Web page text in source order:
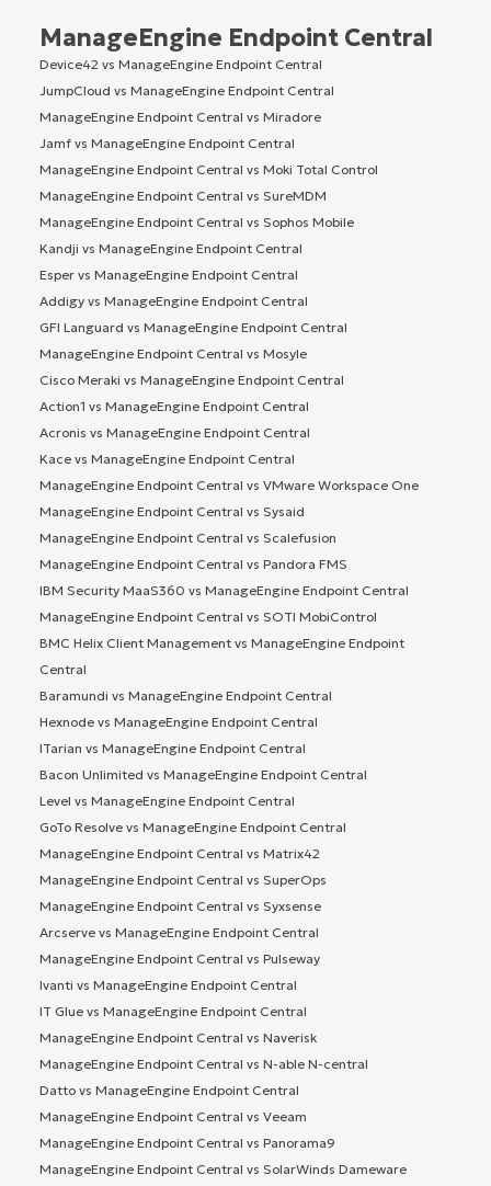
ManageEngine Endpoint Central
Device42 vs ManageEngine Endpoint Central
JumpCloud vs ManageEngine Endpoint Central
ManageEngine Endpoint Central vs Miradore
Jamf vs ManageEngine Endpoint Central
ManageEngine Endpoint Central vs Moki Total Control
ManageEngine Endpoint Central vs SureMDM
ManageEngine Endpoint Central vs Sophos Mobile
Kandji vs ManageEngine Endpoint Central
Esper vs ManageEngine Endpoint Central
Addigy vs ManageEngine Endpoint Central
GFI Languard vs ManageEngine Endpoint Central
ManageEngine Endpoint Central vs Mosyle
Cisco Meraki vs ManageEngine Endpoint Central
Action1 vs ManageEngine Endpoint Central
Acronis vs ManageEngine Endpoint Central
Kace vs ManageEngine Endpoint Central
ManageEngine Endpoint Central vs VMware Workspace One
ManageEngine Endpoint Central vs Sysaid
ManageEngine Endpoint Central vs Scalefusion
ManageEngine Endpoint Central vs Pandora FMS
IBM Security MaaS360 vs ManageEngine Endpoint Central
ManageEngine Endpoint Central vs SOTI MobiControl
BMC Helix Client Management vs ManageEngine Endpoint
Central
Baramundi vs ManageEngine Endpoint Central
Hexnode vs ManageEngine Endpoint Central
ITarian vs ManageEngine Endpoint Central
Bacon Unlimited vs ManageEngine Endpoint Central
Level vs ManageEngine Endpoint Central
GoTo Resolve vs ManageEngine Endpoint Central
ManageEngine Endpoint Central vs Matrix42
ManageEngine Endpoint Central vs SuperOps
ManageEngine Endpoint Central vs Syxsense
Arcserve vs ManageEngine Endpoint Central
ManageEngine Endpoint Central vs Pulseway
Ivanti vs ManageEngine Endpoint Central
IT Glue vs ManageEngine Endpoint Central
ManageEngine Endpoint Central vs Naverisk
ManageEngine Endpoint Central vs N-able N-central
Datto vs ManageEngine Endpoint Central
ManageEngine Endpoint Central vs Veeam
ManageEngine Endpoint Central vs Panorama9
ManageEngine Endpoint Central vs SolarWinds Dameware